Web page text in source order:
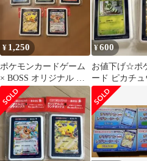
¥ 1,250
ポケモンカードゲーム
× BOSS オリジナル ラ
ンチボックス 5個コン
プリート
¥600
お値下げ☆ポ
ード ピカチュ
オハ ランチボ